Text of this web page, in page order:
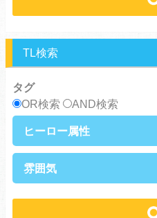
シリアス
TL検索
タグ
OR検索
AND検索
ヒーロー属性
王族・貴族
雰囲気